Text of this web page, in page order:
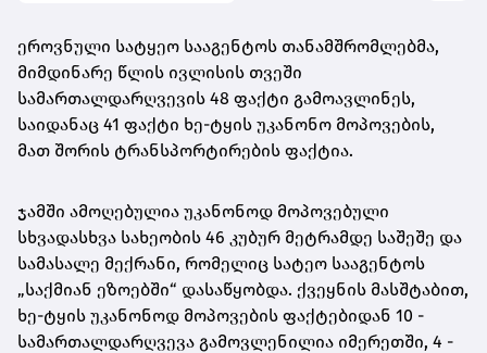
ეროვნული სატყეო სააგენტოს თანამშრომლებმა,
მიმდინარე წლის ივლისის თვეში
სამართალდარღვევის 48 ფაქტი გამოავლინეს,
საიდანაც 41 ფაქტი ხე-ტყის უკანონო მოპოვების,
მათ შორის ტრანსპორტირების ფაქტია.
ჯამში ამოღებულია უკანონოდ მოპოვებული
სხვადასხვა სახეობის 46 კუბურ მეტრამდე საშეშე და
სამასალე მექრანი, რომელიც სატეო სააგენტოს
„საქმიან ეზოებში“ დასაწყობდა. ქვეყნის მასშტაბით,
ხე-ტყის უკანონოდ მოპოვების ფაქტებიდან 10 -
სამართალდარღვევა გამოვლენილია იმერეთში, 4 -